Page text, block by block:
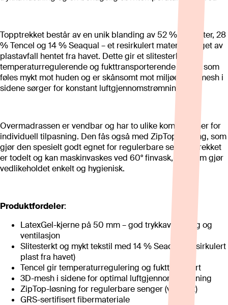
Topptrekket består av en unik blanding av 52 % polyester, 28
% Tencel og 14 % Seaqual – et resirkulert materiale laget av
plastavfall hentet fra havet. Dette gir et slitesterkt,
temperaturregulerende og fukttransporterende tekstil, som
føles mykt mot huden og er skånsomt mot miljøet. 3D-mesh i
sidene sørger for konstant luftgjennomstrømning.
Overmadrassen er vendbar og har to ulike komfortsoner for
individuell tilpasning. Den fås også med ZipTop-løsning, som
gjør den spesielt godt egnet for regulerbare senger. Trekket
er todelt og kan maskinvaskes ved 60° finvask, noe som gjør
vedlikeholdet enkelt og hygienisk.
Produktfordeler:
LatexGel-kjerne på 50 mm – god trykkavlastning og
ventilasjon
Slitesterkt og mykt tekstil med 14 % Seaqual (resirkulert
plast fra havet)
Tencel gir temperaturregulering og fukttransport
3D-mesh i sidene for optimal luftgjennomstrømning
ZipTop-løsning for regulerbare senger (valgfritt)
GRS-sertifisert fibermateriale